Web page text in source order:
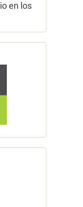
en los